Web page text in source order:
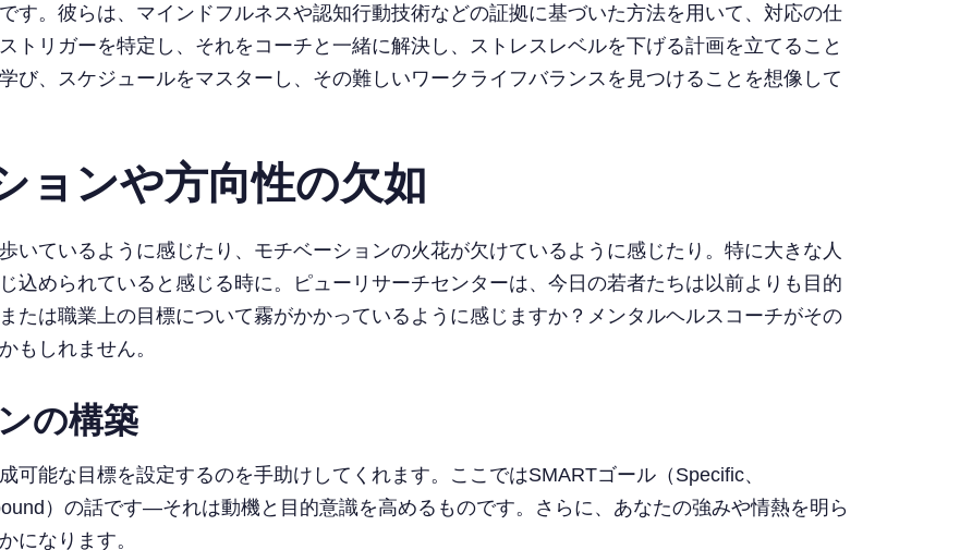
す。彼らは、マインドフルネスや認知行動技術などの証拠に基づいた方法を用いて、対応の仕
トリガーを特定し、それをコーチと一緒に解決し、ストレスレベルを下げる計画を立てること
び、スケジュールをマスターし、その難しいワークライフバランスを見つけることを想像して
ョンや方向性の欠如
ているように感じたり、モチベーションの火花が欠けているように感じたり。特に大きな人
込められていると感じる時に。ピューリサーチセンターは、今日の若者たちは以前よりも目的
たは職業上の目標について霧がかかっているように感じますか？メンタルヘルスコーチがその
もしれません。
の構築
可能な目標を設定するのを手助けしてくれます。ここではSMARTゴール（Specific、
）の話です—それは動機と目的意識を高めるものです。さらに、あなたの強みや情熱を明ら
になります。